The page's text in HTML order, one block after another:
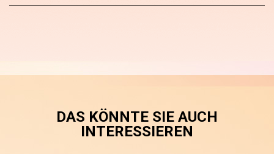
DAS KÖNNTE SIE AUCH
INTERESSIEREN